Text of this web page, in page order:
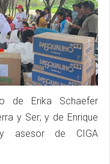
de Erika Schaefer
y Ser; y de Enrique
y asesor de CIGA